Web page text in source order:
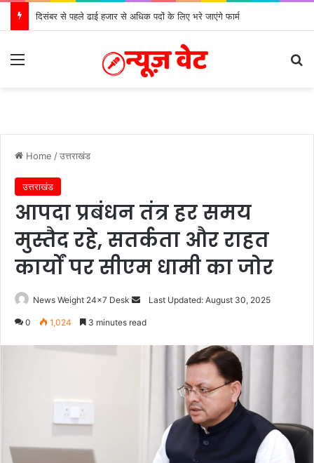
दिसंबर से पहले ढाई हजार से अधिक पदों के लिए भरे जाएंगे फार्म
Home /उत्तराखंड
उत्तराखंड
आपदा प्रबंधन तंत्र हर समय
मुस्तैद रहे, सतर्कता और राहत
कार्यों पर सीएम धामी का जोर
News Weight 24x7 Desk Last Updated: August 30, 2025
0 1,024 3 minutes read